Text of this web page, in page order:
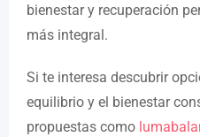
bienestar y recuperación
más integral.
Si te interesa descubrir
equilibrio y el bienestar
propuestas como